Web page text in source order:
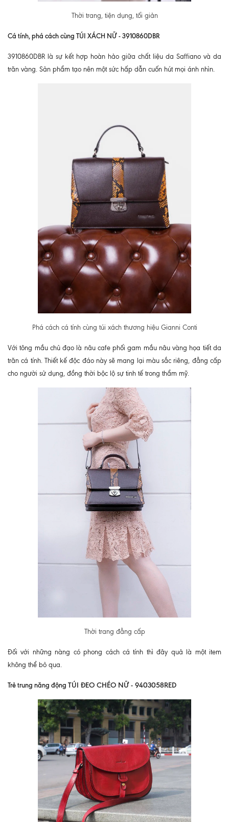
Thời trang, tiện dụng, tối giản
Cá tính, phá cách cùng TÚI XÁCH NỮ - 3910860DBR
3910860DBR là sự kết hợp hoàn hảo giữa chất liệu da Saffiano và da
trăn vàng. Sản phẩm tạo nên một sức hấp dẫn cuốn hút mọi ánh nhìn.
Phá cách cá tính cùng túi xách thương hiệu Gianni Conti
Với tông mầu chủ đạo là nâu cafe phối gam mầu nâu vàng họa tiết da
trăn cá tính. Thiết kế độc đáo này sẽ mang lại màu sắc riêng, đẳng cấp
cho người sử dụng, đồng thời bộc lộ sự tinh tế trong thẩm mỹ.
Thời trang đẳng cấp
Đối với những nàng có phong cách cá tính thì đây quả là một item
không thể bỏ qua.
Trẻ trung năng động TÚI ĐEO CHÉO NỮ - 9403058RED